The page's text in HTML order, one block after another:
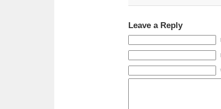
Leave a Reply